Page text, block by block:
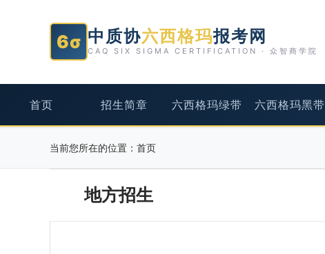
6σ 中质协六西格玛报考网
CAQ SIX SIGMA CERTIFICATION · 众智商学院
首页 招生简章 六西格玛绿带 六西格玛黑带
当前您所在的位置： 首页
地方招生